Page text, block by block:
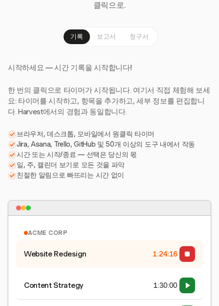
클릭으로.
기록 보고서 청구서
시작하세요 — 시간 기록을 시작합니다!
한 번의 클릭으로 타이머가 시작됩니다. 여기서 직접 체험해 보세
요: 타이머를 시작하고, 항목을 추가하고, 세부 정보를 편집합니
다. Harvest에서의 경험과 동일합니다.
브라우저, 데스크톱, 모바일에서 원클릭 타이머
Jira, Asana, Trello, GitHub 및 50개 이상의 도구 내에서 작동
시간 또는 시작/종료 — 선택은 당신의 몫
일, 주, 캘린더 보기로 모든 것을 파악
친절한 알림으로 빠뜨리는 시간 없이
ACME CORP
Website Redesign 1:24:17
Content Strategy 1:30:00